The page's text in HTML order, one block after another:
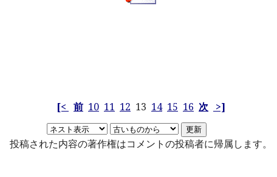
[< 前 10 11 12 13 14 15 16 次 >]
投稿された内容の著作権はコメントの投稿者に帰属します。